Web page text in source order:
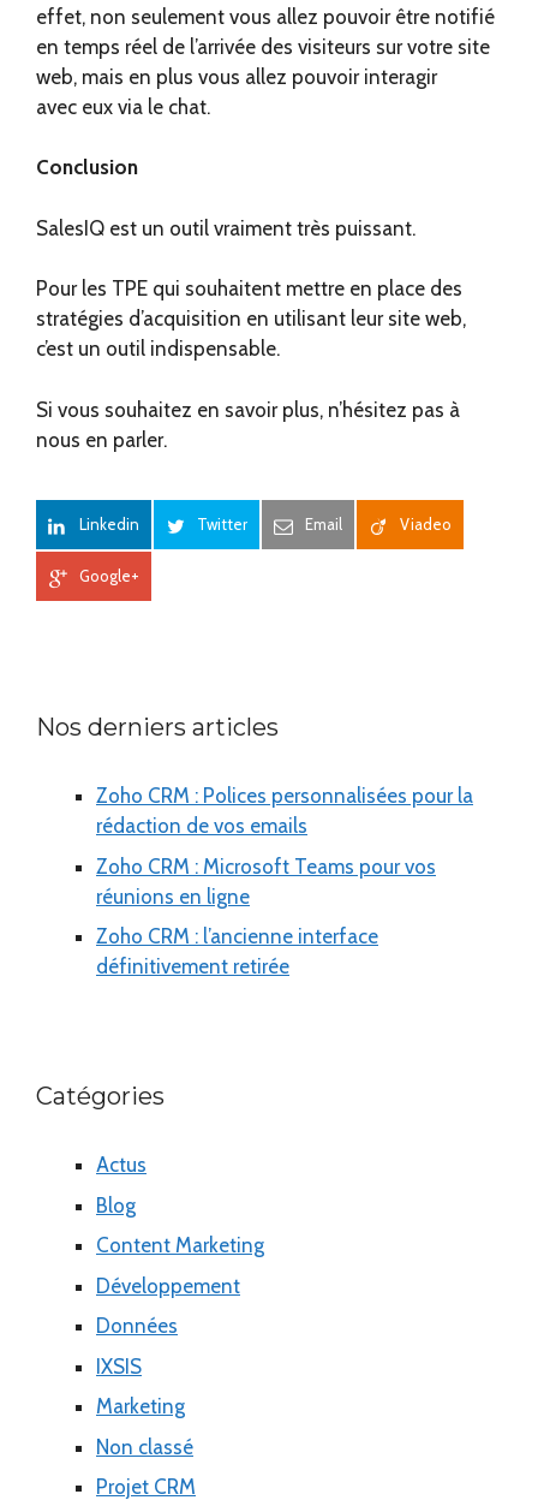
effet, non seulement vous allez pouvoir être notifié
en temps réel de l’arrivée des visiteurs sur votre site
web, mais en plus vous allez pouvoir interagir
avec eux via le chat.
Conclusion
SalesIQ est un outil vraiment très puissant.
Pour les TPE qui souhaitent mettre en place des
stratégies d’acquisition en utilisant leur site web,
c’est un outil indispensable.
Si vous souhaitez en savoir plus, n’hésitez pas à
nous en parler.
Linkedin Twitter Email Viadeo
Google+
Nos derniers articles
Zoho CRM : Polices personnalisées pour la
rédaction de vos emails
Zoho CRM : Microsoft Teams pour vos
réunions en ligne
Zoho CRM : l’ancienne interface
définitivement retirée
Catégories
Actus
Blog
Content Marketing
Développement
Données
IXSIS
Marketing
Non classé
Projet CRM